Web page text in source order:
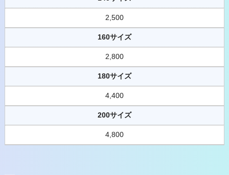
2,500
160サイズ
2,800
180サイズ
4,400
200サイズ
4,800